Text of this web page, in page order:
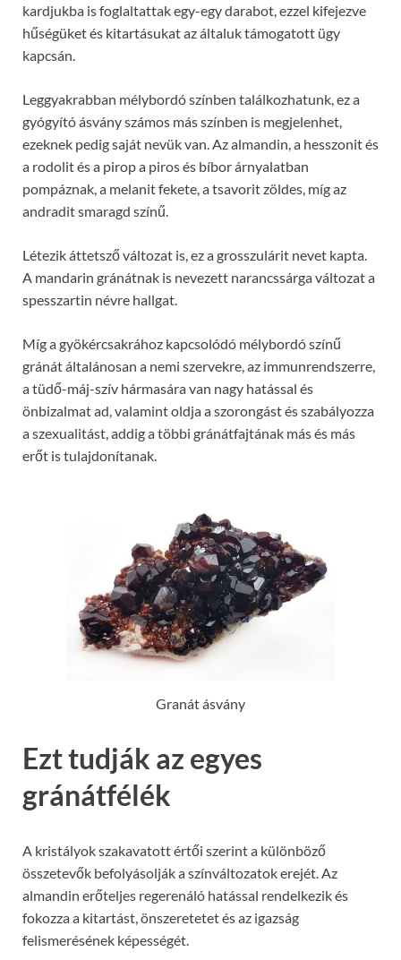
kardjukba is foglaltattak egy-egy darabot, ezzel kifejezve
hűségüket és kitartásukat az általuk támogatott ügy
kapcsán.
Leggyakrabban mélybordó színben találkozhatunk, ez a
gyógyító ásvány számos más színben is megjelenhet,
ezeknek pedig saját nevük van. Az almandin, a hesszonit és
a rodolit és a pirop a piros és bíbor árnyalatban
pompáznak, a melanit fekete, a tsavorit zöldes, míg az
andradit smaragd színű.
Létezik áttetsző változat is, ez a grosszulárit nevet kapta.
A mandarin gránátnak is nevezett narancssárga változat a
spesszartin névre hallgat.
Míg a gyökércsakrához kapcsolódó mélybordó színű
gránát általánosan a nemi szervekre, az immunrendszerre,
a tüdő-máj-szív hármasára van nagy hatással és
önbizalmat ad, valamint oldja a szorongást és szabályozza
a szexualitást, addig a többi gránátfajtának más és más
erőt is tulajdonítanak.
Granát ásvány
Ezt tudják az egyes
gránátfélék
A kristályok szakavatott értői szerint a különböző
összetevők befolyásolják a színváltozatok erejét. Az
almandin erőteljes regerenáló hatással rendelkezik és
fokozza a kitartást, önszeretetet és az igazság
felismerésének képességét.